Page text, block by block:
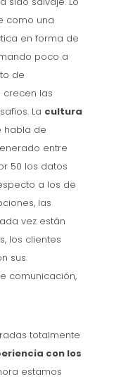
como una
en forma de
poco a
de
crecen las
La cultura
habla de
entre
50 los datos
a los de
las
vez están
los clientes
sus
comunicación,
totalmente
con los
estamos